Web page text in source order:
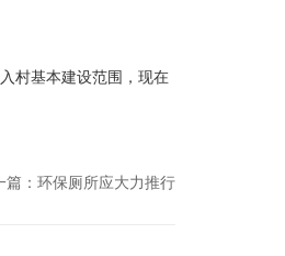
村基本建设范围，现在
篇： 环保厕所应大力推行